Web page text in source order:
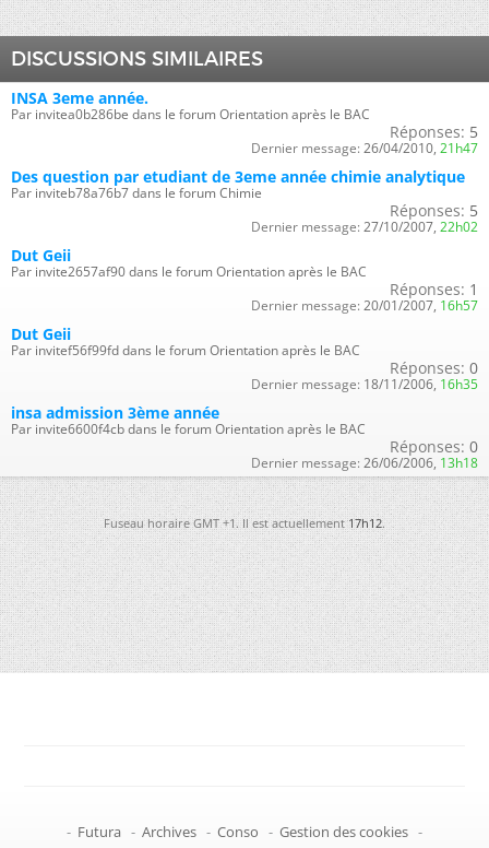
DISCUSSIONS SIMILAIRES
INSA 3eme année.
Par invitea0b286be dans le forum Orientation après le BAC
Réponses: 5
Dernier message: 26/04/2010, 21h47
Des question par etudiant de 3eme année chimie analytique
Par inviteb78a76b7 dans le forum Chimie
Réponses: 5
Dernier message: 27/10/2007, 22h02
Dut Geii
Par invite2657af90 dans le forum Orientation après le BAC
Réponses: 1
Dernier message: 20/01/2007, 16h57
Dut Geii
Par invitef56f99fd dans le forum Orientation après le BAC
Réponses: 0
Dernier message: 18/11/2006, 16h35
insa admission 3ème année
Par invite6600f4cb dans le forum Orientation après le BAC
Réponses: 0
Dernier message: 26/06/2006, 13h18
Fuseau horaire GMT +1. Il est actuellement17h12.
- Futura - Archives - Conso - Gestion des cookies -